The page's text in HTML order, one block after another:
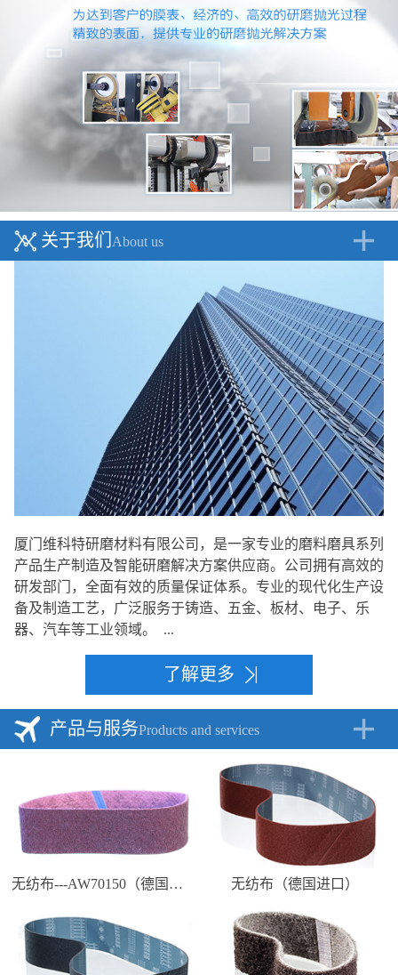
关于我们 About us
厦门维科特研磨材料有限公司，是一家专业的磨料磨具系列
产品生产制造及智能研磨解决方案供应商。公司拥有高效的
研发部门，全面有效的质量保证体系。专业的现代化生产设
备及制造工艺，广泛服务于铸造、五金、板材、电子、乐
器、汽车等工业领域。 ...
了解更多
产品与服务Products and services
无纺布---AW70150（德国进口） 无纺布（德国进口）